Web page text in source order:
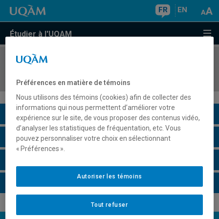
FR EN
Étudier à l'UQAM
COURS//
Description du cours
Horaire - Été 2026
Préférences en matière de témoins
Nous utilisons des témoins (cookies) afin de collecter des
informations qui nous permettent d’améliorer votre
expérience sur le site, de vous proposer des contenus vidéo,
d’analyser les statistiques de fréquentation, etc. Vous
pouvez personnaliser votre choix en sélectionnant
« Préférences ».
Tout refuser
Autoriser les témoins